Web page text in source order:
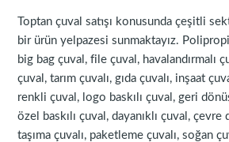
Toptan çuval satışı konusunda çeşitli
bir ürün yelpazesi sunmaktayız.
big bag çuval, file çuval, havalandırmalı
çuval, tarım çuvalı, gıda çuvalı, inşaat
renkli çuval, logo baskılı çuval, geri
özel baskılı çuval, dayanıklı çuval,
taşıma çuvalı, paketleme çuvalı, soğan